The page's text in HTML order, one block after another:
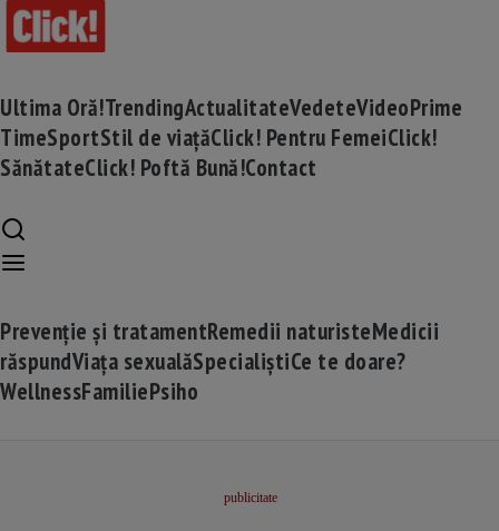
Ultima Oră!TrendingActualitateVedeteVideoPrime
TimeSportStil de viațăClick! Pentru FemeiClick!
SănătateClick! Poftă Bună!Contact
Prevenție și tratamentRemedii naturisteMedicii
răspundViața sexualăSpecialiștiCe te doare?
WellnessFamiliePsiho